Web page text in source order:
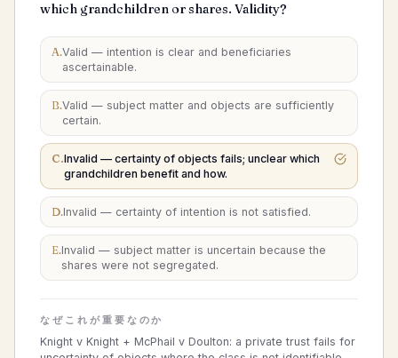
which grandchildren or shares. Validity?
A.Valid — intention is clear and beneficiaries
ascertainable.
B.Valid — subject matter and objects are sufficiently
certain.
C.Invalid — certainty of objects fails; unclear which
grandchildren benefit and how.
D.Invalid — certainty of intention is not satisfied.
E.Invalid — subject matter is uncertain because the
shares were not segregated.
なぜこれが重要なのか
Knight v Knight + McPhail v Doulton: a private trust fails for